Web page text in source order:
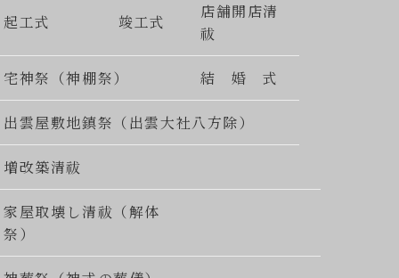
起工式 竣工式
店舗開店清
祓
宅神祭（神棚祭） 結 婚 式
出雲屋敷地鎮祭（出雲大社八方除）
増改築清祓
家屋取壊し清祓（解体
祭）